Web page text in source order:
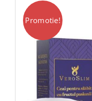
Promotie!